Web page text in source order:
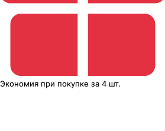
Экономия при покупке за 4 шт.